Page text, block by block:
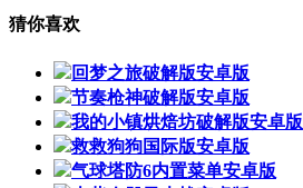
猜你喜欢
回梦之旅破解版安卓版
节奏枪神破解版安卓版
我的小镇烘焙坊破解版安卓版
救救狗狗国际版安卓版
气球塔防6内置菜单安卓版